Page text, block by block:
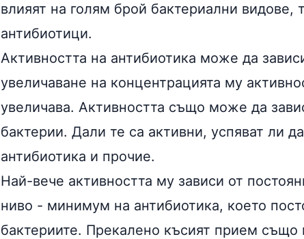
влияят на голям брой бактериални видове,
антибиотици.
Активността на антибиотика може да
увеличаване на концентрацията му
увеличава. Активността също може да
бактерии. Дали те са активни, успяват ли
антибиотика и прочие.
Най-вече активността му зависи от
ниво - минимум на антибиотика, което
бактериите. Прекалено късият прием